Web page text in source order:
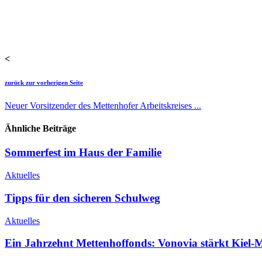
<
zurück zur vorherigen Seite
Neuer Vorsitzender des Mettenhofer Arbeitskreises ...
Ähnliche Beiträge
Sommerfest im Haus der Familie
Aktuelles
Tipps für den sicheren Schulweg
Aktuelles
Ein Jahrzehnt Mettenhoffonds: Vonovia stärkt Kiel-